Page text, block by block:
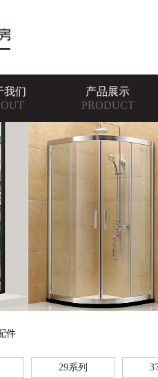
我们
产品展示
PRODUCT
件
29系列